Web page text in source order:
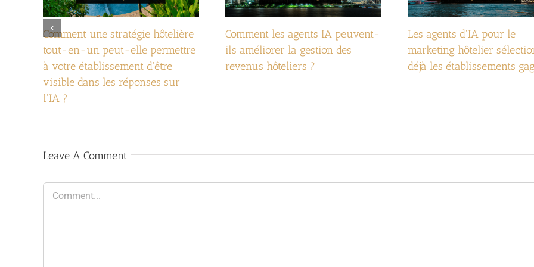
Comment une stratégie hôtelière
tout-en-un peut-elle permettre
à votre établissement d'être
visible dans les réponses sur
l'IA ?
Comment les agents IA peuvent-
ils améliorer la gestion des
revenus hôteliers ?
Les agents d'IA pour le
marketing hôtelier
déjà les établissements
Leave A Comment
Comment